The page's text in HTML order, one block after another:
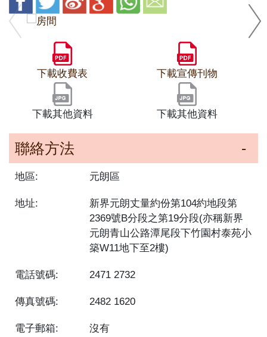
下載收費表 下載宣傳刊物
下載其他資料 下載其他資料
聯絡方法
地區: 元朗區
地址:
新界元朗丈量約份第104約地段第
2369號B分段之第19分段(亦稱新界
元朗青山公路潭尾段下竹園村泰苑小
築W11地下至2樓)
電話號碼: 2471 2732
傳真號碼: 2482 1620
電子郵箱: 沒有